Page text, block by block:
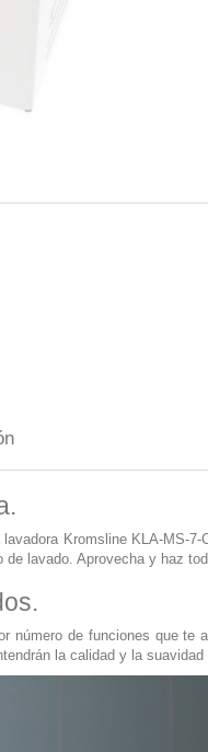
Kromsline KLA-MS-
lavado. Aprovecha y haz
número de funciones que
la calidad y la suavidad